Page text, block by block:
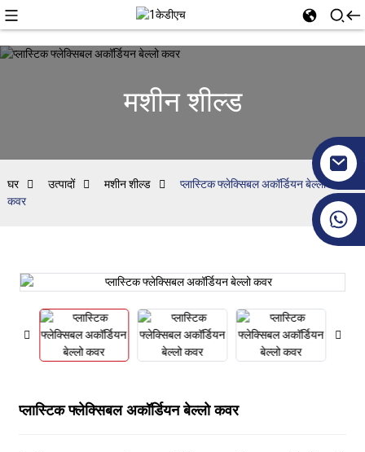
मशीन शील्ड
घर उत्पादों मशीन शील्ड
प्लास्टिक फ्लेक्सिबल अकॉर्डियन बेल्लो
कवर
प्लास्टिक फ्लेक्सिबल अकॉर्डियन बेल्लो कवर